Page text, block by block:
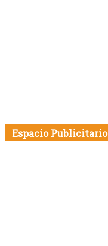
Espacio Publicitario